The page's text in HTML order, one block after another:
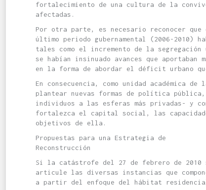
fortalecimiento de una cultura de la
afectadas.
Por otra parte, es necesario reconocer
último periodo gubernamental (2006-2010)
tales como el incremento de la
se habían insinuado avances que
en la forma de abordar el déficit urbano
En consecuencia, como unidad académica
plantear nuevas formas de política
individuos a las esferas más privadas- y
fortalezca el capital social, las
objetivos de ella.
Propuestas para una Estrategia de
Reconstrucción
Si la catástrofe del 27 de febrero de 2010
articule las diversas instancias que
a partir del enfoque del hábitat